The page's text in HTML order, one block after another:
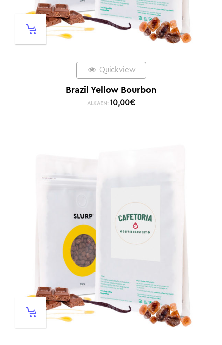
Quickview
Brazil Yellow Bourbon
ALKAEN: 10,00€